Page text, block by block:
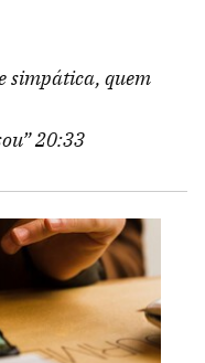
simpática, quem
20:33